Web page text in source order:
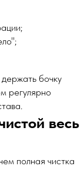
бочку
регулярно
весь
полная чистка